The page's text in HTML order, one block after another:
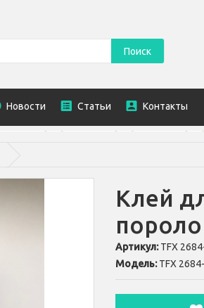
Поиск
Новости Статьи Контакты
Клей
Артикул: TFX
Модель: TFX